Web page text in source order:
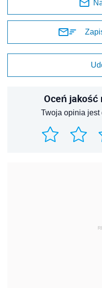
Oceń jakość
Twoja opinia jest